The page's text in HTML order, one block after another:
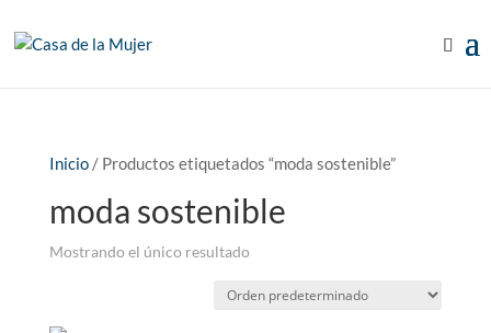
Inicio/ Productos etiquetados “moda sostenible”
moda sostenible
Mostrando el único resultado